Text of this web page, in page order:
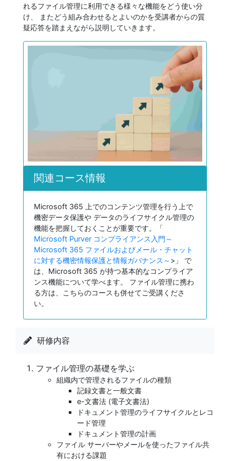
れるファイル管理に利用できる様々な機能をどう使い分
け、 またどう組み合わせるとよいのかを受講者からの質
疑応答を踏まえながら説明していきます。
関連コース情報
Microsoft 365 上でのコンテンツ管理を行う上で
機密データ保護や データのライフサイクル管理の
機能を把握しておくことが重要です。「
Microsoft Purver コンプライアンス入門～
Microsoft 365 ファイルおよびメール・チャット
に対する機密情報保護と情報ガバナンス～ >」 で
は、Microsoft 365 が持つ基本的なコンプライア
ンス機能について学べます。 ファイル管理に携わ
る方は、こちらのコースも併せてご受講くださ
い。
研修内容
ファイル管理の基礎を学ぶ
組織内で管理されるファイルの種類
記録文書と一般文書
e-文書法 (電子文書法)
ドキュメント管理のライフサイクルとレコ
ード管理
ドキュメント管理の計画
ファイル サーバーやメールを使ったファイル共
有における課題